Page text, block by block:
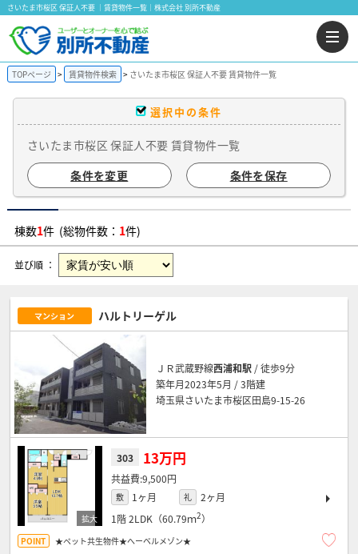
さいたま市桜区 保証人不要 ｜賃貸物件一覧｜株式会社 別所不動産
TOPページ 賃貸物件検索 さいたま市桜区 保証人不要 賃貸物件一覧
選択中の条件
さいたま市桜区 保証人不要 賃貸物件一覧
条件を変更
条件を保存
棟数1件 (総物件数： 1件)
並び順 ：
マンション ハルトリーゲル
ＪＲ武蔵野線西浦和駅 / 徒歩9分
築年月2023年5月 / 3階建
埼玉県さいたま市桜区田島9-15-26
303 13万円
9,500円
敷 1ヶ月 礼
2ヶ月
1階2LDK（60.79ｍ2）
★ペット共生物件★へーベルメゾン★